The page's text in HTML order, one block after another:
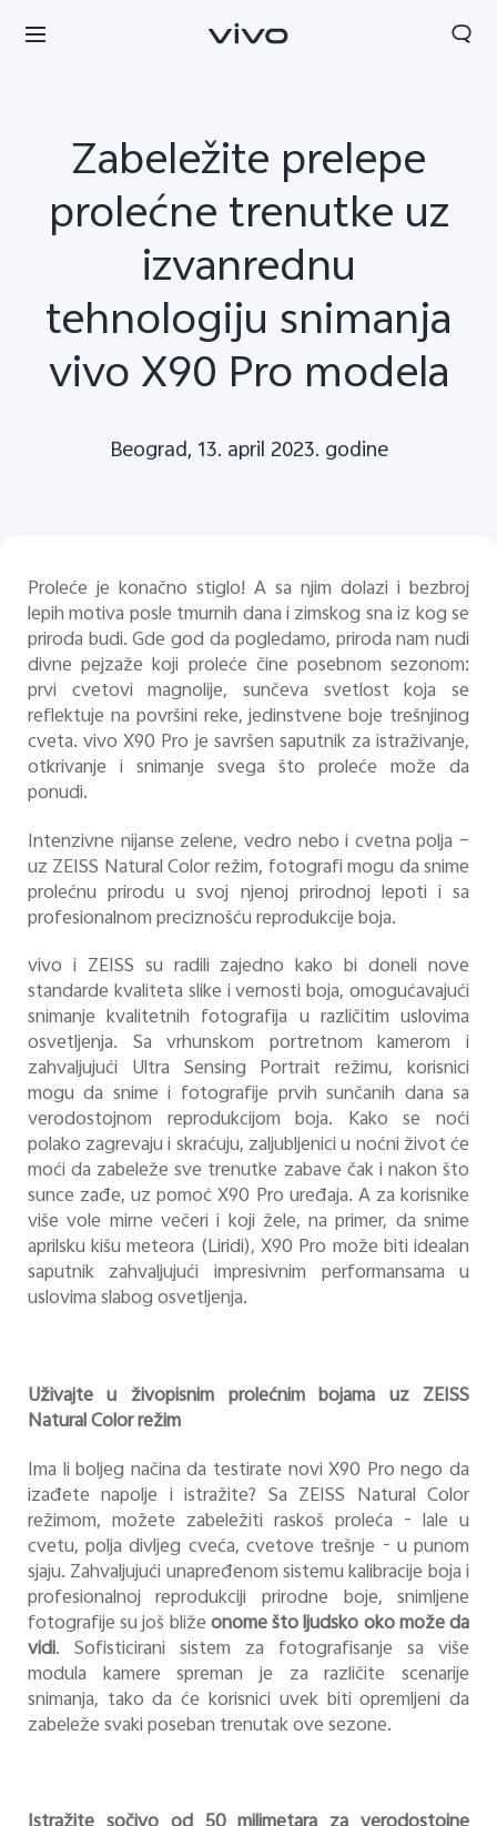
Serbia | Izaberite zemlju/region
Zabeležite prelepe
prolećne trenutke uz
izvanrednu
tehnologiju snimanja
vivo X90 Pro modela
Beograd, 13. april 2023. godine
Proleće je konačno stiglo! A sa njim dolazi i bezbroj
lepih motiva posle tmurnih dana i zimskog sna iz kog se
priroda budi. Gde god da pogledamo, priroda nam nudi
divne pejzaže koji proleće čine posebnom sezonom:
prvi cvetovi magnolije, sunčeva svetlost koja se
reflektuje na površini reke, jedinstvene boje trešnjinog
cveta. vivo X90 Pro je savršen saputnik za istraživanje,
otkrivanje i snimanje svega što proleće može da
ponudi.
Intenzivne nijanse zelene, vedro nebo i cvetna polja –
uz ZEISS Natural Color režim, fotografi mogu da snime
prolećnu prirodu u svoj njenoj prirodnoj lepoti i sa
profesionalnom preciznošću reprodukcije boja.
vivo i ZEISS su radili zajedno kako bi doneli nove
standarde kvaliteta slike i vernosti boja, omogućavajući
snimanje kvalitetnih fotografija u različitim uslovima
osvetljenja. Sa vrhunskom portretnom kamerom i
zahvaljujući Ultra Sensing Portrait režimu, korisnici
mogu da snime i fotografije prvih sunčanih dana sa
verodostojnom reprodukcijom boja. Kako se noći
polako zagrevaju i skraćuju, zaljubljenici u noćni život će
moći da zabeleže sve trenutke zabave čak i nakon što
sunce zađe, uz pomoć X90 Pro uređaja. A za korisnike
više vole mirne večeri i koji žele, na primer, da snime
aprilsku kišu meteora (Liridi), X90 Pro može biti idealan
saputnik zahvaljujući impresivnim performansama u
uslovima slabog osvetljenja.
Uživajte u živopisnim prolećnim bojama uz ZEISS
Natural Color režim
Ima li boljeg načina da testirate novi X90 Pro nego da
izađete napolje i istražite? Sa ZEISS Natural Color
režimom, možete zabeležiti raskoš proleća - lale u
cvetu, polja divljeg cveća, cvetove trešnje - u punom
sjaju. Zahvaljujući unapređenom sistemu kalibracije boja i
profesionalnoj reprodukciji prirodne boje, snimljene
fotografije su još bližeonome što ljudsko oko može da
vidi. Sofisticirani sistem za fotografisanje sa više
modula kamere spreman je za različite scenarije
snimanja, tako da će korisnici uvek biti opremljeni da
zabeleže svaki poseban trenutak ove sezone.